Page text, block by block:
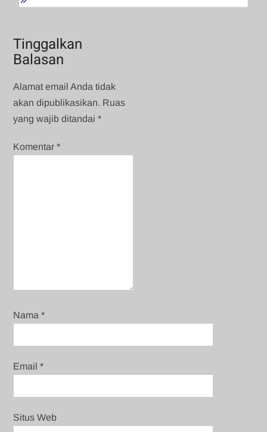
Tinggalkan
Balasan
Alamat email Anda tidak
akan dipublikasikan. Ruas
yang wajib ditandai*
Komentar*
Nama*
Email*
Situs Web